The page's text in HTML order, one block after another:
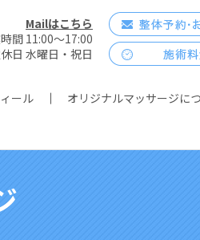
Mailはこちら
間 11:00～17:00
日 水曜日・祝日
ール
オリジナルマッサージに